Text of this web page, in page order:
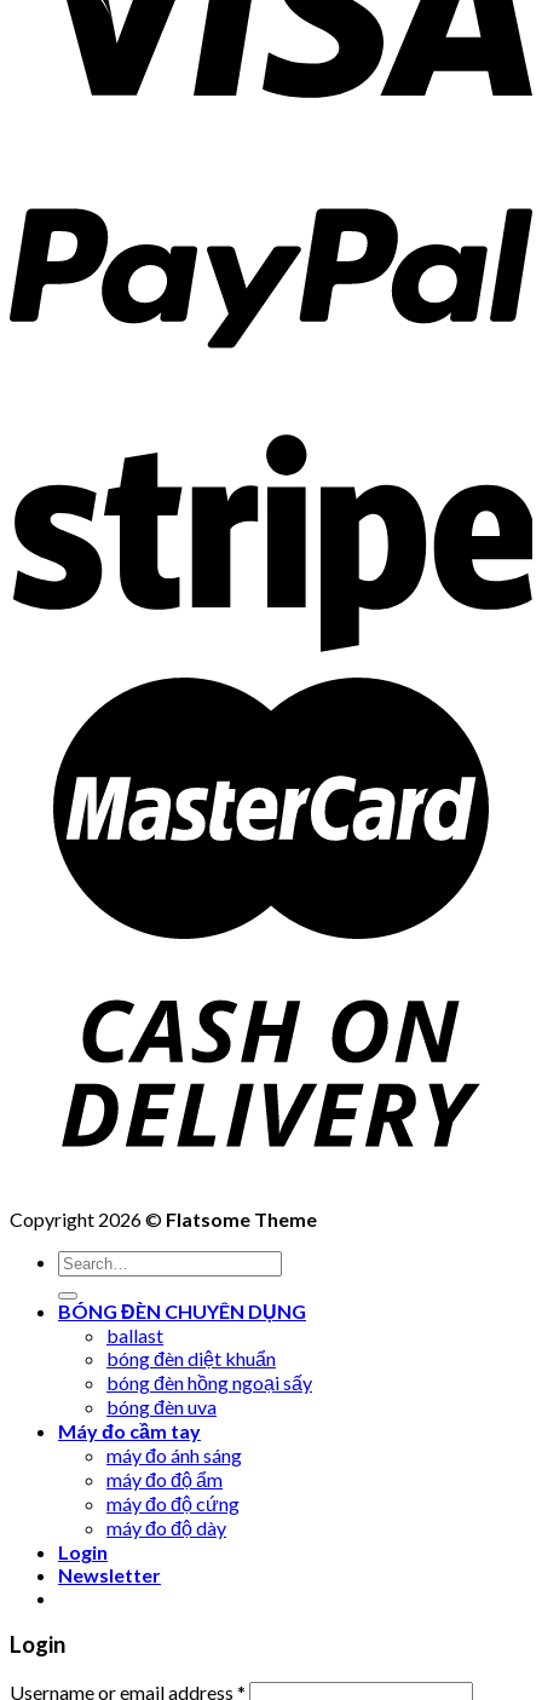
Copyright 2026 © Flatsome Theme
Search
for:
BÓNG ĐÈN CHUYÊN DỤNG
ballast
bóng đèn diệt khuẩn
bóng đèn hồng ngoại sấy
bóng đèn uva
Máy đo cầm tay
máy đo ánh sáng
máy đo độ ẩm
máy đo độ cứng
máy đo độ dày
Login
Newsletter
Login
Username or email address *